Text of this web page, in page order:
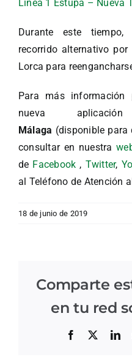
Línea 1 Estupa – Nueva
Durante este
recorrido alternativo
Lorca para
Para más información
nueva
Málaga (disponible
consultar en nuestra
de Facebook , Twitter,
al Teléfono de Atención
18 de junio de 2019
Comparte
en tu red
Facebook